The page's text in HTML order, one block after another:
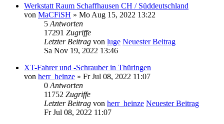
Werkstatt Raum Schaffhausen CH / Süddeutschland
von MaCFiSH » Mo Aug 15, 2022 13:22
5 Antworten
17291 Zugriffe
Letzter Beitrag von luge Neuester Beitrag
Sa Nov 19, 2022 13:46
XT-Fahrer und -Schrauber in Thüringen
von herr_heinze » Fr Jul 08, 2022 11:07
0 Antworten
11752 Zugriffe
Letzter Beitrag von herr_heinze Neuester Beitrag
Fr Jul 08, 2022 11:07